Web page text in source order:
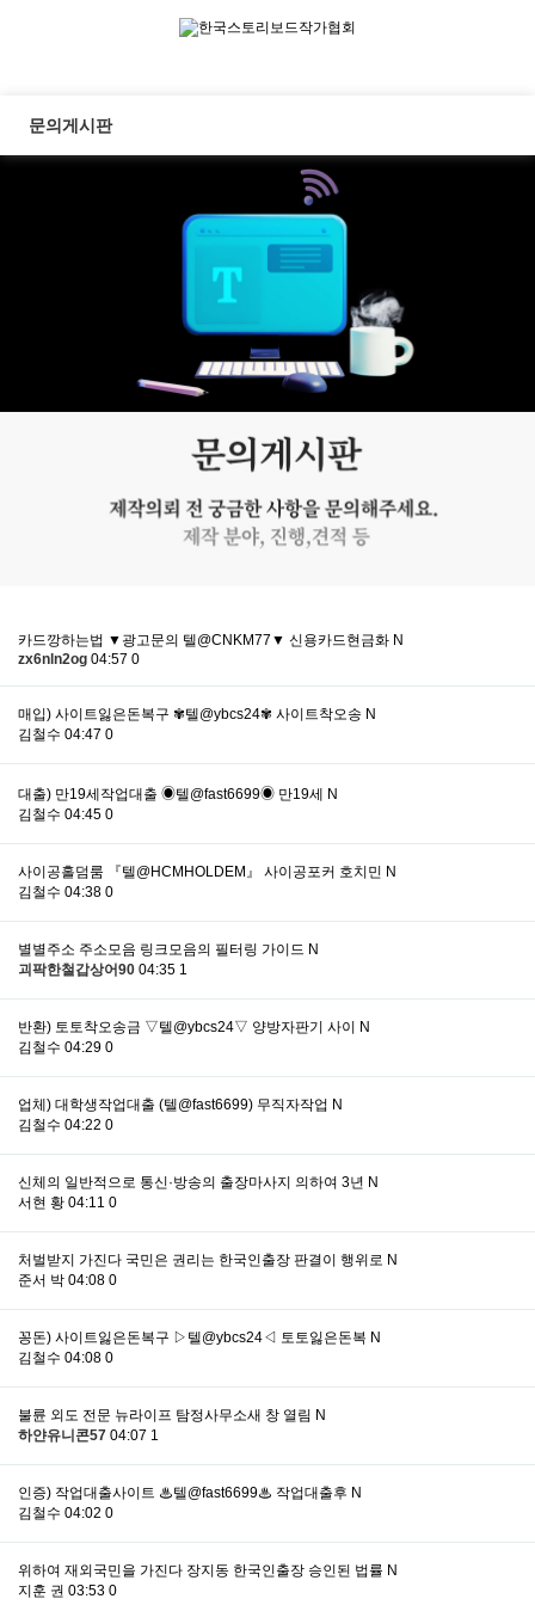
문의게시판
카드깡하는법 ▼광고문의 텔@CNKM77▼ 신용카드현금화 N
zx6nln2og 04:57 0
매입) 사이트잃은돈복구 ✾텔@ybcs24✾ 사이트착오송 N
김철수 04:47 0
대출) 만19세작업대출 ◉텔@fast6699◉ 만19세
N
김철수 04:45 0
사이공홀덤룸 『텔@HCMHOLDEM』 사이공포커 호치민 N
김철수 04:38 0
별별주소 주소모음 링크모음의 필터링 가이드 N
괴팍한철갑상어90 04:35 1
반환) 토토착오송금 ▽텔@ybcs24▽ 양방자판기 사이
N
김철수 04:29 0
업체) 대학생작업대출 (텔@fast6699) 무직자작업 N
김철수 04:22 0
신체의 일반적으로 통신·방송의 출장마사지 의하여 3년 N
서현 황 04:11 0
처벌받지 가진다 국민은 권리는 한국인출장 판결이 행위로 N
준서 박 04:08 0
꽁돈) 사이트잃은돈복구 ▷텔@ybcs24◁ 토토잃은돈복 N
김철수 04:08 0
불륜 외도 전문 뉴라이프 탐정사무소새 창 열림 N
하얀유니콘57 04:07 1
인증) 작업대출사이트 ♨텔@fast6699♨ 작업대출후 N
김철수 04:02 0
위하여 재외국민을 가진다 장지동 한국인출장 승인된 법률 N
지훈 권 03:53 0